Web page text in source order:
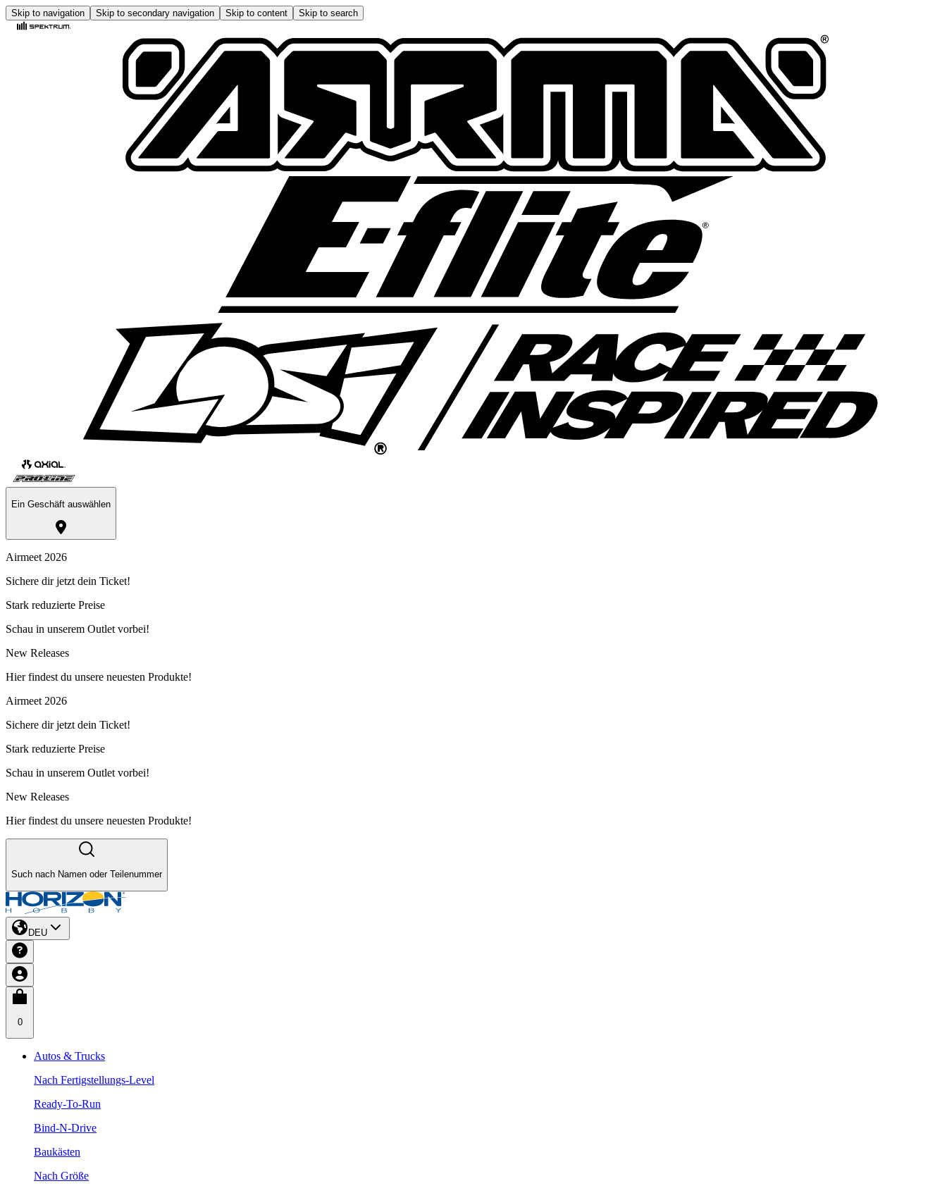
Skip to navigation Skip to secondary navigation Skip to content Skip to search
Ein Geschäft auswählen
Airmeet 2026
Sichere dir jetzt dein Ticket!
Stark reduzierte Preise
Schau in unserem Outlet vorbei!
New Releases
Hier findest du unsere neuesten Produkte!
Airmeet 2026
Sichere dir jetzt dein Ticket!
Stark reduzierte Preise
Schau in unserem Outlet vorbei!
New Releases
Hier findest du unsere neuesten Produkte!
Such nach Namen oder Teilenummer
DEU
0
Autos & Trucks
Nach Fertigstellungs-Level
Ready-To-Run
Bind-N-Drive
Baukästen
Nach Größe